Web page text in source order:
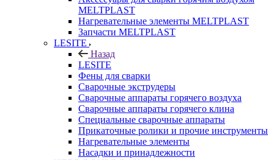
MELTPLAST
Нагревательные элементы MELTPLAST
Запчасти MELTPLAST
LESITE
Назад
LESITE
Фены для сварки
Сварочные экструдеры
Сварочные аппараты горячего воздуха
Сварочные аппараты горячего клина
Специальные сварочные аппараты
Прикаточные ролики и прочие инструменты
Нагревательные элементы
Насадки и принадлежности